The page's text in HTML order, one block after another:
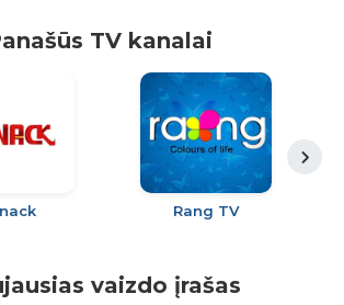
TV kanalai
Rang TV
vaizdo įrašas